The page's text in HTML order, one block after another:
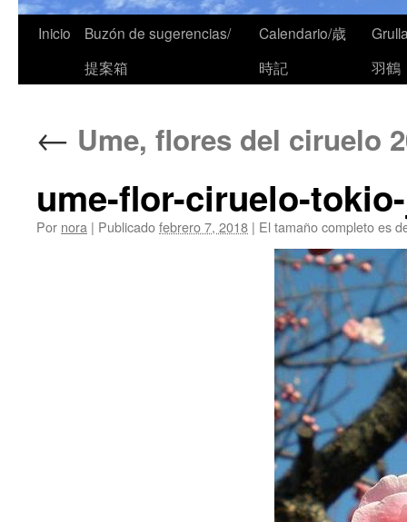
Inicio
Buzón de sugerencias/
提案箱
Calendario/歳
時記
羽鶴
← Ume, flores del ciruelo
ume-flor-ciruelo-
Por nora | Publicadofebrero 7, 2018 | El tamaño completo es